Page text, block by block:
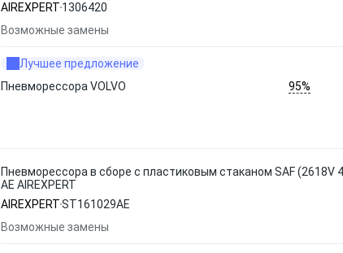
AIREXPERT 1306420
Возможные замены
Лучшее предложение
Пневморессора VOLVO
95%
Пневморессора в сборе с пластиковым стаканом SAF (2618V
AE AIREXPERT
AIREXPERTST161029AE
Возможные замены